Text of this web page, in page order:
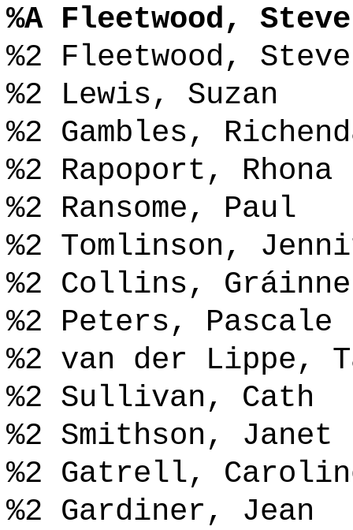
%A Fleetwood, Steve
%2 Fleetwood, Steve
%2 Lewis, Suzan
%2 Gambles,
%2 Rapoport, Rhona
%2 Ransome, Paul
%2 Tomlinson,
%2 Collins, Gráinne
%2 Peters, Pascale
%2 van der Lippe,
%2 Sullivan, Cath
%2 Smithson, Janet
%2 Gatrell,
%2 Gardiner, Jean